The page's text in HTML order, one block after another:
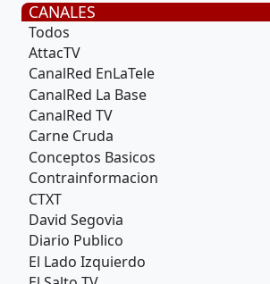
CANALES
Todos
AttacTV
CanalRed EnLaTele
CanalRed La Base
CanalRed TV
Carne Cruda
Conceptos Basicos
Contrainformacion
CTXT
David Segovia
Diario Publico
El Lado Izquierdo